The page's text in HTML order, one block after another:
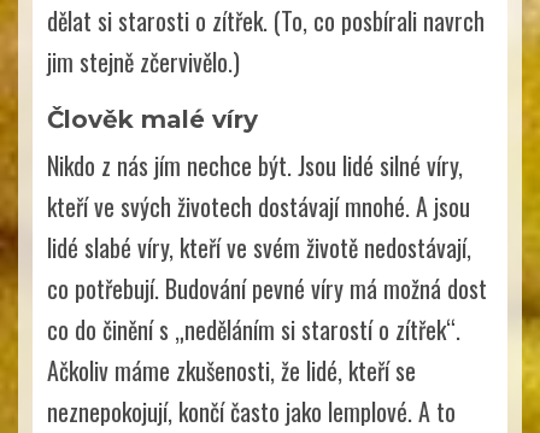
dělat si starosti o zítřek. (To, co posbírali navrch
jim stejně zčervivělo.)
Člověk malé víry
Nikdo z nás jím nechce být. Jsou lidé silné víry,
kteří ve svých životech dostávají mnohé. A jsou
lidé slabé víry, kteří ve svém životě nedostávají,
co potřebují. Budování pevné víry má možná dost
co do činění s „neděláním si starostí o zítřek“.
Ačkoliv máme zkušenosti, že lidé, kteří se
neznepokojují, končí často jako lemplové. A to